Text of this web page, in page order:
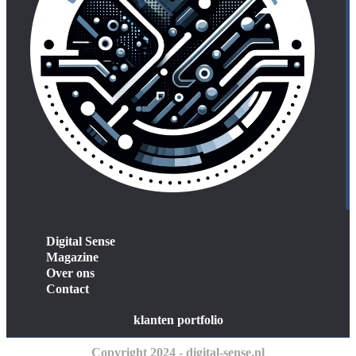
Digital Sense
Magazine
Over ons
Contact
klanten portfolio
Copyright 2024 - digital-sense.nl